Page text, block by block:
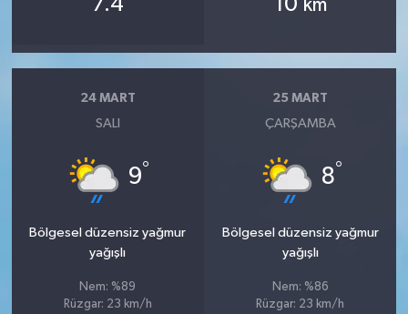
km
24 MART
SALI
9°
Bölgesel düzensiz yağmur
yağışlı
Nem: %89
Rüzgar: 23 km/h
25 MART
ÇARŞAMBA
8°
Bölgesel düzensiz yağmur
yağışlı
Nem: %86
Rüzgar: 23 km/h